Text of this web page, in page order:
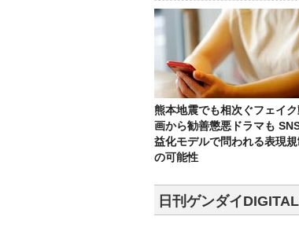
熊本地震でも相次ぐフェイ
画から勧善懲悪ドラマも
益化モデルで問われる表現規
の可能性
日刊ゲンダイ